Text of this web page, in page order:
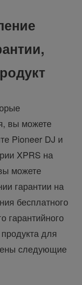
вы можете
Pioneer DJ и
XPRS на
можете
гарантии на
бесплатного
гарантийного
для
следующие